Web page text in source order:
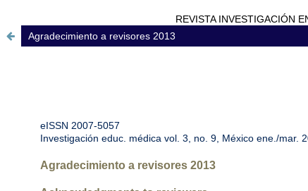
REVISTA INVESTIGACIÓN
Agradecimiento a revisores 2013